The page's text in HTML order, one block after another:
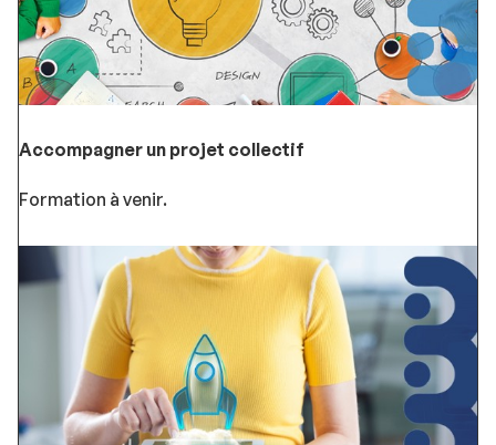
Accompagner un projet collectif
Formation à venir.